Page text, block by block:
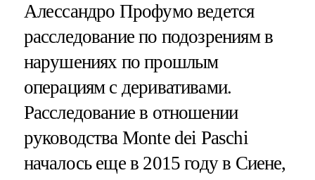
Алессандро Профумо ведется
расследование по подозрениям в
нарушениях по прошлым
операциям с деривативами.
Расследование в отношении
руководства Monte dei Paschi
началось еще в 2015 году в Сиене,